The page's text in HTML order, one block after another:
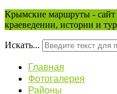
Крымские маршруты -
краеведении, истории и
Искать...
Главная
Фотогалерея
Районы